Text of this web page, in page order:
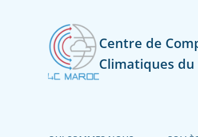
Centre de
Climatiques du